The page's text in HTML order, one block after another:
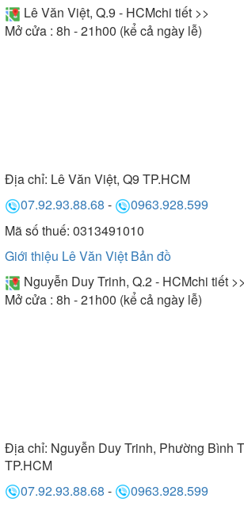
Lê Văn Việt, Q.9 - HCMchi tiết >>
Mở cửa : 8h - 21h00 (kể cả ngày lễ)
Địa chỉ: Lê Văn Việt, Q9 TP.HCM
07.92.93.88.68 -
0963.928.599
Mã số thuế: 0313491010
Giới thiệu Lê Văn Việt Bản đồ
Nguyễn Duy Trinh, Q.2 - HCMchi tiết >>
Mở cửa : 8h - 21h00 (kể cả ngày lễ)
Địa chỉ: Nguyễn Duy Trinh, Phường Bình
TP.HCM
07.92.93.88.68 -
0963.928.599